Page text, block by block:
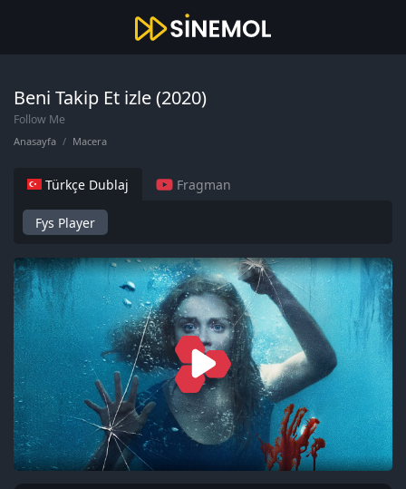
Beni Takip Et izle (2020)
Follow Me
Anasayfa Macera
Türkçe Dublaj Fragman
Fys Player